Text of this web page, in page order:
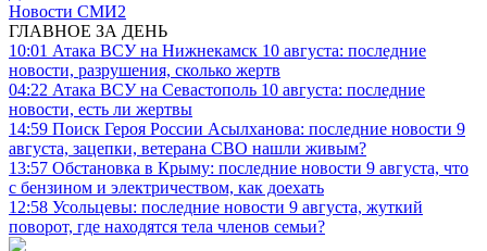
Новости СМИ2
ГЛАВНОЕ ЗА ДЕНЬ
10:01 Атака ВСУ на Нижнекамск 10 августа: последние
новости, разрушения, сколько жертв
04:22 Атака ВСУ на Севастополь 10 августа: последние
новости, есть ли жертвы
14:59 Поиск Героя России Асылханова: последние новости 9
августа, зацепки, ветерана СВО нашли живым?
13:57 Обстановка в Крыму: последние новости 9 августа, что
с бензином и электричеством, как доехать
12:58 Усольцевы: последние новости 9 августа, жуткий
поворот, где находятся тела членов семьи?